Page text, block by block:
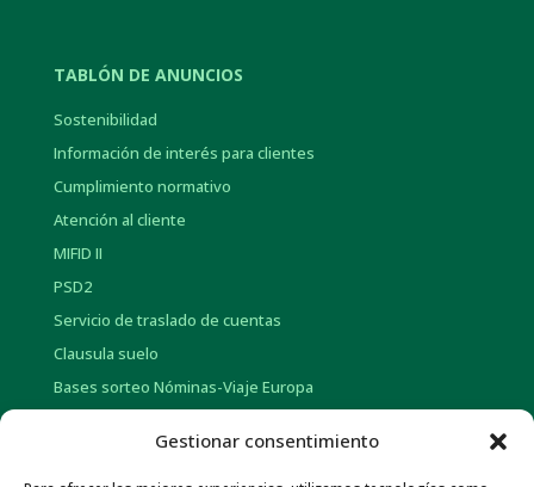
Gestionar consentimiento
TABLÓN DE ANUNCIOS
Sostenibilidad
Información de interés para clientes
Cumplimiento normativo
Atención al cliente
MIFID II
PSD2
Servicio de traslado de cuentas
Clausula suelo
Bases sorteo Nóminas-Viaje Europa